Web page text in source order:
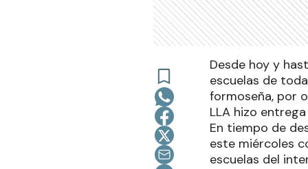
Desde hoy y
escuelas de
formoseña, por
LLA hizo
En tiempo de
este miércoles
escuelas del